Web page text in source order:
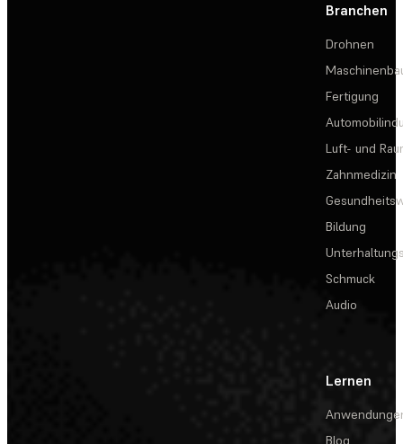
Branchen
Drohnen
Fertigung
Luft- und
Zahnmedizin
Bildung
Schmuck
Audio
Lernen
Blog